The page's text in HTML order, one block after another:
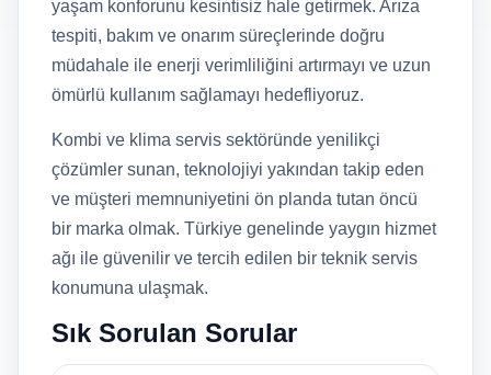
yaşam konforunu kesintisiz hale getirmek. Arıza
tespiti, bakım ve onarım süreçlerinde doğru
müdahale ile enerji verimliliğini artırmayı ve uzun
ömürlü kullanım sağlamayı hedefliyoruz.
Kombi ve klima servis sektöründe yenilikçi
çözümler sunan, teknolojiyi yakından takip eden
ve müşteri memnuniyetini ön planda tutan öncü
bir marka olmak. Türkiye genelinde yaygın hizmet
ağı ile güvenilir ve tercih edilen bir teknik servis
konumuna ulaşmak.
Sık Sorulan Sorular